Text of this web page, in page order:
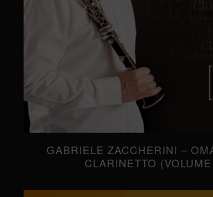
GABRIELE ZACCHERINI –
CLARINETTO